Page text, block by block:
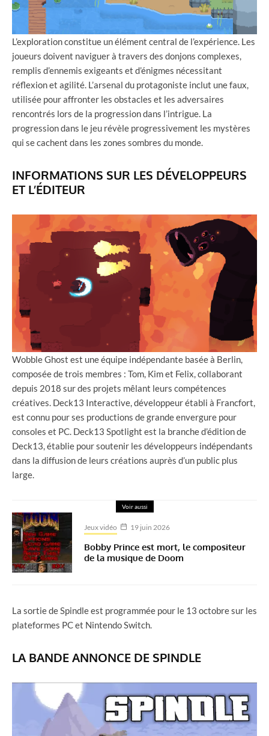
L’exploration constitue un élément central de l’expérience. Les
joueurs doivent naviguer à travers des donjons complexes,
remplis d’ennemis exigeants et d’énigmes nécessitant
réflexion et agilité. L’arsenal du protagoniste inclut une faux,
utilisée pour affronter les obstacles et les adversaires
rencontrés lors de la progression dans l’intrigue. La
progression dans le jeu révèle progressivement les mystères
qui se cachent dans les zones sombres du monde.
INFORMATIONS SUR LES DÉVELOPPEURS
ET L’ÉDITEUR
Wobble Ghost est une équipe indépendante basée à Berlin,
composée de trois membres : Tom, Kim et Felix, collaborant
depuis 2018 sur des projets mêlant leurs compétences
créatives. Deck13 Interactive, développeur établi à Francfort,
est connu pour ses productions de grande envergure pour
consoles et PC. Deck13 Spotlight est la branche d’édition de
Deck13, établie pour soutenir les développeurs indépendants
dans la diffusion de leurs créations auprès d’un public plus
large.
Voir aussi
Jeux vidéo 19 juin 2026
Bobby Prince est mort, le compositeur
de la musique de Doom
La sortie de Spindle est programmée pour le 13 octobre sur les
plateformes PC et Nintendo Switch.
LA BANDE ANNONCE DE SPINDLE